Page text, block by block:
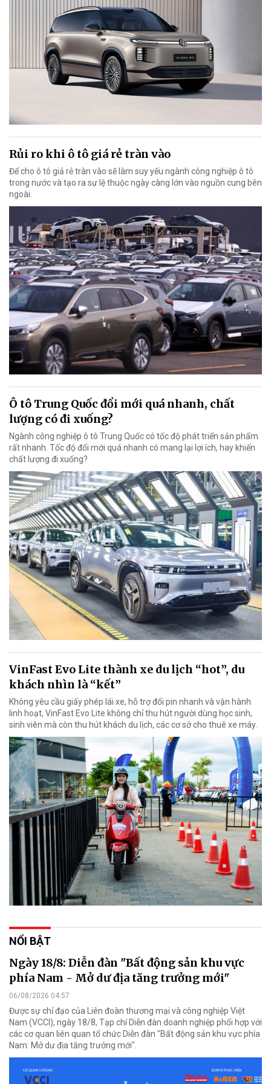
Rủi ro khi ô tô giá rẻ tràn vào
Để cho ô tô giả rẻ tràn vào sẽ làm suy yếu ngành công nghiệp ô tô
trong nước và tạo ra sự lệ thuộc ngày càng lớn vào nguồn cung bên
ngoài.
Ô tô Trung Quốc đổi mới quá nhanh, chất
lượng có đi xuống?
Ngành công nghiệp ô tô Trung Quốc có tốc độ phát triển sản phẩm
rất nhanh. Tốc độ đổi mới quá nhanh có mang lại lợi ích, hay khiến
chất lượng đi xuống?
VinFast Evo Lite thành xe du lịch “hot”, du
khách nhìn là “kết”
Không yêu cầu giấy phép lái xe, hỗ trợ đổi pin nhanh và vận hành
linh hoạt, VinFast Evo Lite không chỉ thu hút người dùng học sinh,
sinh viên mà còn thu hút khách du lịch, các cơ sở cho thuê xe máy.
NỔI BẬT
Ngày 18/8: Diễn đàn "Bất động sản khu vực
phía Nam - Mở dư địa tăng trưởng mới"
06/08/2026 04:57
Được sự chỉ đạo của Liên đoàn thương mại và công nghiệp Việt
Nam (VCCI), ngày 18/8, Tạp chí Diễn đàn doanh nghiệp phối hợp với
các cơ quan liên quan tổ chức Diễn đàn "Bất động sản khu vực phía
Nam: Mở dư địa tăng trưởng mới".